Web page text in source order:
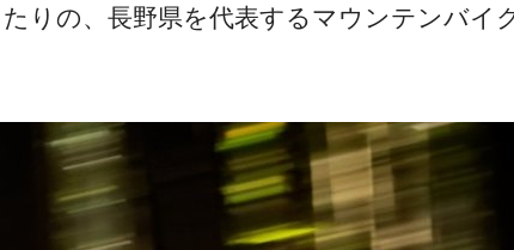
りの、長野県を代表するマウンテンバイ